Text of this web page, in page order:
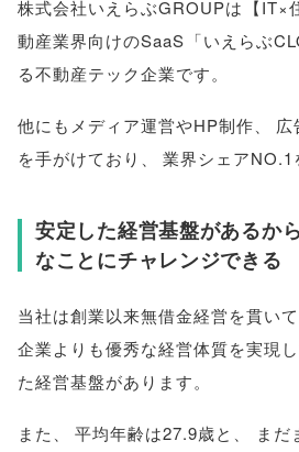
株式会社いえらぶGROUPは 【IT×
動産業界向けのSaaS 「いえらぶ
る不動産テック企業です。
他にもメディア運営やHP制作
広
を手がけており
業界シェアNO.1
安定した経営基盤があるか
なことにチャレンジできる
当社は創業以来無借金経営を貫い
企業よりも優秀な経営体質を実現
た経営基盤があります。
また 平均年齢は27.9歳と
まだ